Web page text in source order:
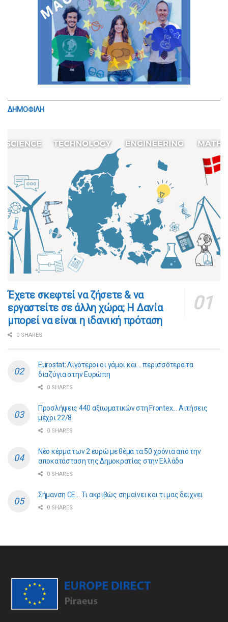
ΔΗΜΟΦΙΛΗ
​​Έχετε σκεφτεί να ζήσετε & να
εργαστείτε σε άλλη χώρα; Η Δανία
μπορεί να είναι η ιδανική πρόταση
0 SHARES
Eurostat: Λιγότεροι οι γάμοι και… περισσότερα τα
διαζύγια στην Ευρώπη
0 SHARES
Προσλήψεις 440 αξιωματικών στη Frontex… Αιτήσεις
μέχρι 22/8
0 SHARES
Νέο κέρμα των 2 ευρώ με θέμα τα 50 χρόνια από την
αποκατάσταση της Δημοκρατίας στην Ελλάδα
0 SHARES
Σήμανση CE… Τι ακριβώς σημαίνει και τι μας δείχνει
0 SHARES